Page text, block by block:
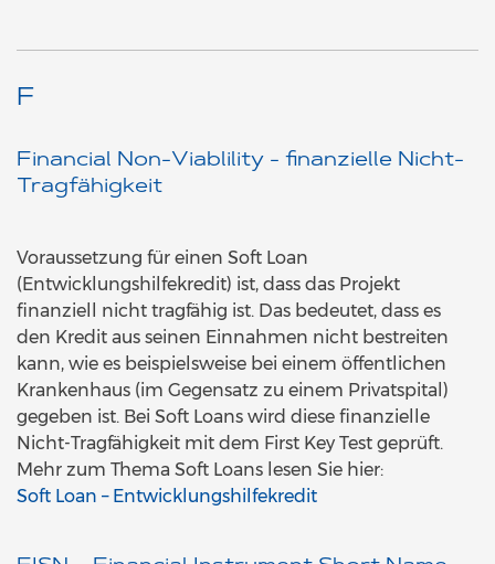
F
Financial Non-Viablility - finanzielle Nicht-
Tragfähigkeit
Voraussetzung für einen Soft Loan
(Entwicklungshilfekredit) ist, dass das Projekt
finanziell nicht tragfähig ist. Das bedeutet, dass es
den Kredit aus seinen Einnahmen nicht bestreiten
kann, wie es beispielsweise bei einem öffentlichen
Krankenhaus (im Gegensatz zu einem Privatspital)
gegeben ist. Bei Soft Loans wird diese finanzielle
Nicht-Tragfähigkeit mit dem First Key Test geprüft.
Mehr zum Thema Soft Loans lesen Sie hier:
Soft Loan – Entwicklungshilfekredit